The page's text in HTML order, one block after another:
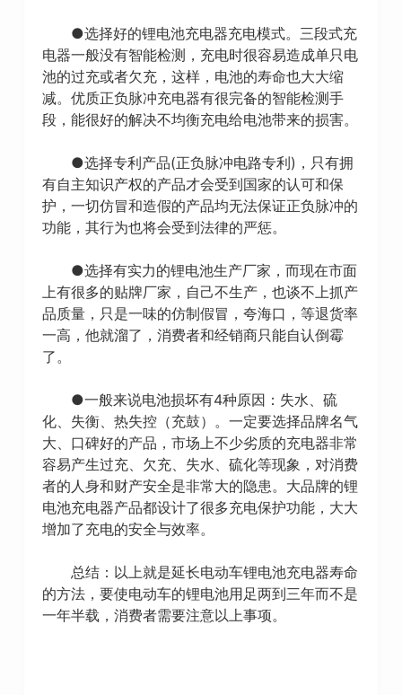
●选择好的锂电池充电器充电模式。三段式充
电器一般没有智能检测，充电时很容易造成单只电
池的过充或者欠充，这样，电池的寿命也大大缩
减。优质正负脉冲充电器有很完备的智能检测手
段，能很好的解决不均衡充电给电池带来的损害。
●选择专利产品(正负脉冲电路专利)，只有拥
有自主知识产权的产品才会受到国家的认可和保
护，一切仿冒和造假的产品均无法保证正负脉冲的
功能，其行为也将会受到法律的严惩。
●选择有实力的锂电池生产厂家，而现在市面
上有很多的贴牌厂家，自己不生产，也谈不上抓产
品质量，只是一味的仿制假冒，夸海口，等退货率
一高，他就溜了，消费者和经销商只能自认倒霉
了。
●一般来说电池损坏有4种原因：失水、硫
化、失衡、热失控（充鼓）。一定要选择品牌名气
大、口碑好的产品，市场上不少劣质的充电器非常
容易产生过充、欠充、失水、硫化等现象，对消费
者的人身和财产安全是非常大的隐患。大品牌的锂
电池充电器产品都设计了很多充电保护功能，大大
增加了充电的安全与效率。
总结：以上就是延长电动车锂电池充电器寿命
的方法，要使电动车的锂电池用足两到三年而不是
一年半载，消费者需要注意以上事项。